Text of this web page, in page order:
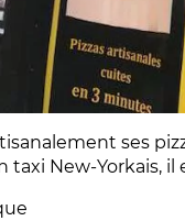
ses
taxi New-Yorkais,